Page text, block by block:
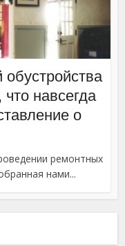
навсегда
о
ремонтных
нами...